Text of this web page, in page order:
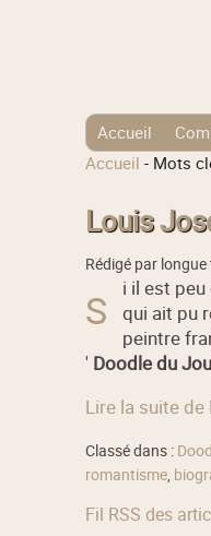
Accueil
Tags Cloud
Accueil - Mots
Louis
Rédigé par
S
i il est
qui ait pu
peintre
' Doodle du
Lire la suite
Classé dans :
romantisme,
Fil RSS des